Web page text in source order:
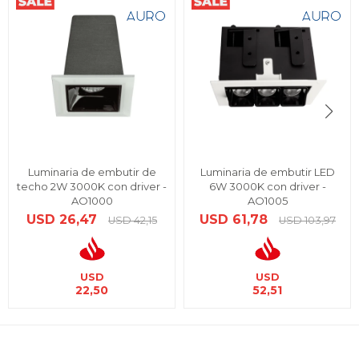
Luminaria de embutir de
techo 2W 3000K con driver -
AO1000
USD 26,47 USD 42,15
USD
22,50
Luminaria de embutir LED
6W 3000K con driver -
AO1005
USD 61,78 USD 103,97
USD
52,51